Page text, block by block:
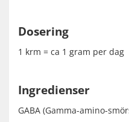
Dosering
1 krm = ca 1 gram per dag
Ingredienser
GABA (Gamma-amino-